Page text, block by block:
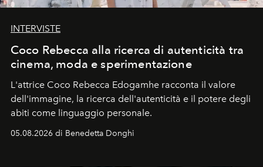
INTERVISTE
Coco Rebecca alla ricerca di autenticità tra
cinema, moda e sperimentazione
L'attrice Coco Rebecca Edogamhe racconta il valore
dell'immagine, la ricerca dell'autenticità e il potere degli
abiti come linguaggio personale.
05.08.2026 di Benedetta Donghi